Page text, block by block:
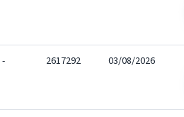
- 2617292 03/08/2026